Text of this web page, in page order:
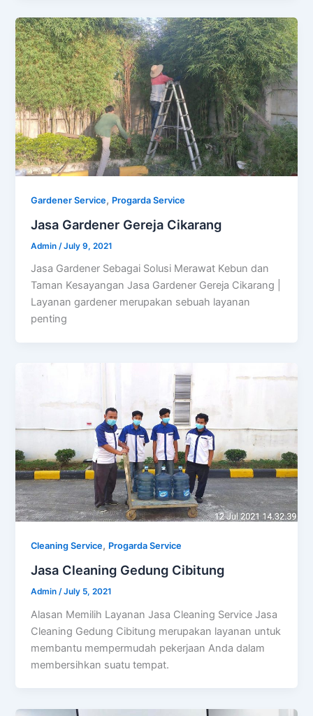
Gardener Service, Progarda Service
Jasa Gardener Gereja Cikarang
Admin /July 9, 2021
Jasa Gardener Sebagai Solusi Merawat Kebun dan
Taman Kesayangan Jasa Gardener Gereja Cikarang |
Layanan gardener merupakan sebuah layanan
penting
Cleaning Service, Progarda Service
Jasa Cleaning Gedung Cibitung
Admin /July 5, 2021
Alasan Memilih Layanan Jasa Cleaning Service Jasa
Cleaning Gedung Cibitung merupakan layanan untuk
membantu mempermudah pekerjaan Anda dalam
membersihkan suatu tempat.